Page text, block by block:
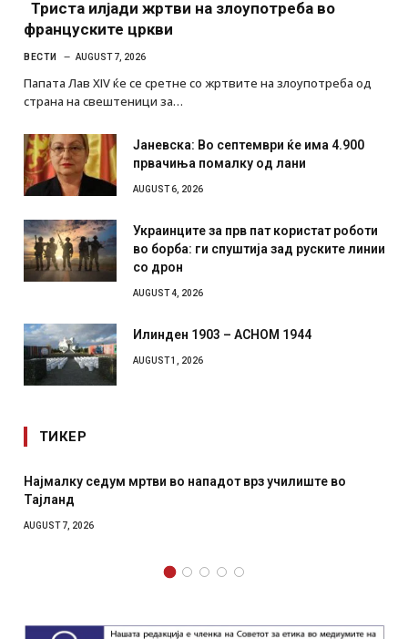
Триста илјади жртви на злоупотреба во
француските цркви
ВЕСТИ AUGUST 7, 2026
Папата Лав XIV ќе се сретне со жртвите на злоупотреба од
страна на свештеници за…
Јаневска: Во септември ќе има 4.900
првачиња помалку од лани
AUGUST 6, 2026
Украинците за прв пат користат роботи
во борба: ги спуштија зад руските линии
со дрон
AUGUST 4, 2026
Илинден 1903 – АСНОМ 1944
AUGUST 1, 2026
ТИКЕР
Најмалку седум мртви во нападот врз училиште во
Тајланд
AUGUST 7, 2026